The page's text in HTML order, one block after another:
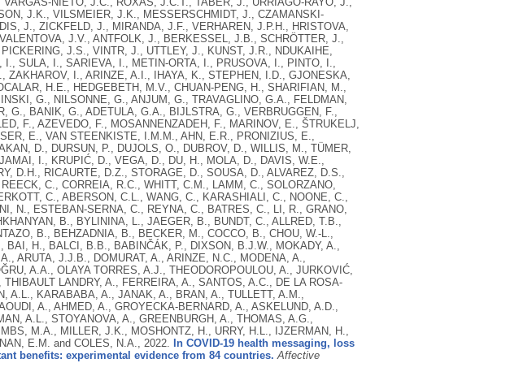
J.K., VILSMEIER, J.K., MESSERSCHMIDT, J., CZAMANSKI-
J., ZICKFELD, J., MIRANDA, J.F., VERHAREN, J.P.H., HRISTOVA,
J.V., ANTFOLK, J., BERKESSEL, J.B., SCHRÖTTER, J.,
J.S., VINTR, J., UTTLEY, J., KUNST, J.R., NDUKAIHE,
SULA, I., SARIEVA, I., METIN-ORTA, I., PRUSOVA, I., PINTO, I.,
I., ARINZE, A.I., IHAYA, K., STEPHEN, I.D., GJONESKA,
H.E., HEDGEBETH, M.V., CHUAN-PENG, H., SHARIFIAN, M.,
G., NILSONNE, G., ANJUM, G., TRAVAGLINO, G.A., FELDMAN,
G., BANIK, G., ADETULA, G.A., BIJLSTRA, G., VERBRUGGEN, F.,
F., AZEVEDO, F., MOSANNENZADEH, F., MARINOV, E., ŠTRUKELJ,
E., VAN STEENKISTE, I.M.M., AHN, E.R., PRONIZIUS, E.,
D., DURSUN, P., DUJOLS, O., DUBROV, D., WILLIS, M., TÜMER,
I., KRUPIĆ, D., VEGA, D., DU, H., MOLA, D., DAVIS, W.E.,
D.H., RICAURTE, D.Z., STORAGE, D., SOUSA, D., ALVAREZ, D.S.,
C., CORREIA, R.C., WHITT, C.M., LAMM, C., SOLORZANO,
C., ABERSON, C.L., WANG, C., KARASHIALI, C., NOONE, C.,
N., ESTEBAN-SERNA, C., REYNA, C., BATRES, C., LI, R., GRANO,
B., BYLININA, L., JAEGER, B., BUNDT, C., ALLRED, T.B.,
B., BEHZADNIA, B., BECKER, M., COCCO, B., CHOU, W.-L.,
H., BALCI, B.B., BABINČÁK, P., DIXSON, B.J.W., MOKADY, A.,
ARUTA, J.J.B., DOMURAT, A., ARINZE, N.C., MODENA, A.,
A.A., OLAYA TORRES, A.J., THEODOROPOULOU, A., JURKOVIĆ,
LANDRY, A., FERREIRA, A., SANTOS, A.C., DE LA ROSA-
A.L., KARABABA, A., JANAK, A., BRAN, A., TULLETT, A.M.,
A., AHMED, A., GROYECKA-BERNARD, A., ASKELUND, A.D.,
A.L., STOYANOVA, A., GREENBURGH, A., THOMAS, A.G.,
M.A., MILLER, J.K., MOSHONTZ, H., URRY, H.L., IJZERMAN, H.,
E.M. and COLES, N.A., 2022.
In COVID-19 health messaging, loss
benefits: experimental evidence from 84 countries. Affective